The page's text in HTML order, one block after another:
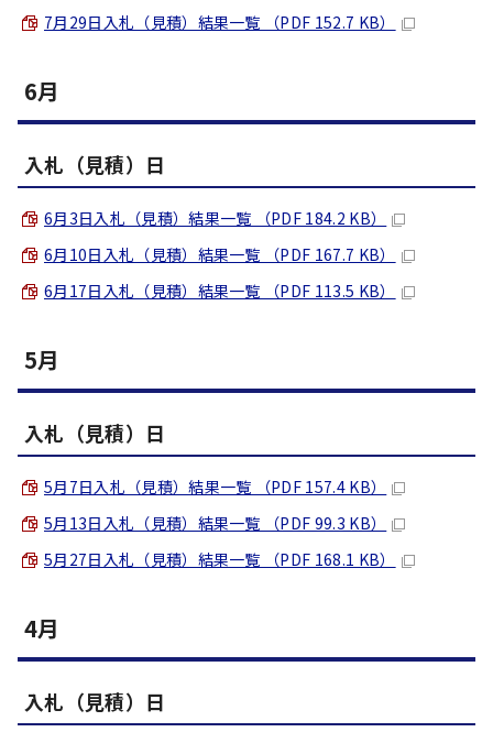
7月29日入札（見積）結果一覧 （PDF 152.7 KB）
6月
入札（見積）日
6月3日入札（見積）結果一覧 （PDF 184.2 KB）
6月10日入札（見積）結果一覧 （PDF 167.7 KB）
6月17日入札（見積）結果一覧 （PDF 113.5 KB）
5月
入札（見積）日
5月7日入札（見積）結果一覧 （PDF 157.4 KB）
5月13日入札（見積）結果一覧 （PDF 99.3 KB）
5月27日入札（見積）結果一覧 （PDF 168.1 KB）
4月
入札（見積）日